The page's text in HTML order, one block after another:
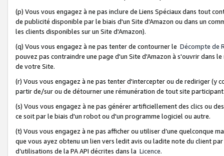
(p) Vous vous engagez à ne pas inclure de Liens Spéciaux dans tout
de publicité disponible par le biais d'un Site d'Amazon ou dans un
les clients disponibles sur un Site d'Amazon).
(q) Vous vous engagez à ne pas tenter de contourner le Décompte de
pouvez pas contraindre une page d'un Site d'Amazon à s'ouvrir dans
de votre Site.
(r) Vous vous engagez à ne pas tenter d'intercepter ou de rediriger
partir de/sur ou de détourner une rémunération de tout site
(s) Vous vous engagez à ne pas générer artificiellement des clics ou
ce soit par le biais d'un robot ou d'un programme logiciel ou autre.
(t) Vous vous engagez à ne pas afficher ou utiliser d’une quelconque
que vous ayez obtenu un lien vers ledit avis ou ladite note du client
d’utilisations de la PA API décrites dans la Licence.